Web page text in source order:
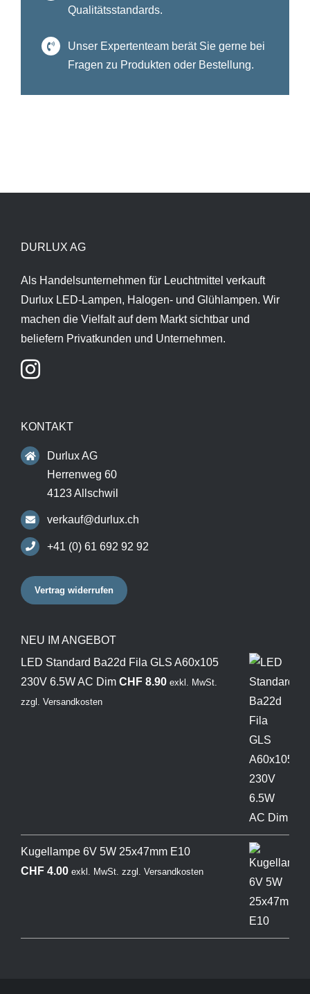
Qualitätsstandards.
Unser Expertenteam berät Sie gerne bei
Fragen zu Produkten oder Bestellung.
DURLUX AG
Als Handelsunternehmen für Leuchtmittel verkauft
Durlux LED-Lampen, Halogen- und Glühlampen. Wir
machen die Vielfalt auf dem Markt sichtbar und
beliefern Privatkunden und Unternehmen.
KONTAKT
Durlux AG
Herrenweg 60
4123 Allschwil
verkauf@durlux.ch
+41 (0) 61 692 92 92
Vertrag widerrufen
NEU IM ANGEBOT
LED Standard Ba22d Fila GLS A60x105
230V 6.5W AC Dim CHF8.90 exkl. MwSt.
zzgl. Versandkosten
Kugellampe 6V 5W 25x47mm E10
CHF4.00 exkl. MwSt. zzgl. Versandkosten